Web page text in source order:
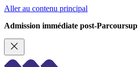
Aller au contenu principal
Admission immédiate post-